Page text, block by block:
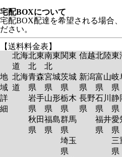
宅配BOXについて
宅配BOX配達を希望される場合、
ださい。
【送料料金表】
北海
道
北東
北
南東
北
関東 信越北陸東
地
域
詳
細
北海
道
青森
県
岩手
県
秋田
県
宮城
県
山形
県
福島
県
茨城
県
栃木
県
群馬
県
埼玉
県
新潟
県
長野
県
富山
県
石川
県
福井
県
岐
静
愛
三